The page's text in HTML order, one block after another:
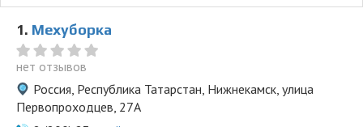
1. Мехуборка
нет отзывов
Россия, Республика Татарстан, Нижнекамск, улица
Первопроходцев, 27А